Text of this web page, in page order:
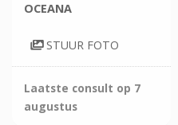
OCEANA
STUUR FOTO
Laatste consult op 7
augustus